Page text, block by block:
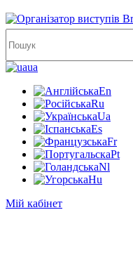
ua
En
Ru
Ua
Es
Fr
Pt
Nl
Hu
Мій кабінет